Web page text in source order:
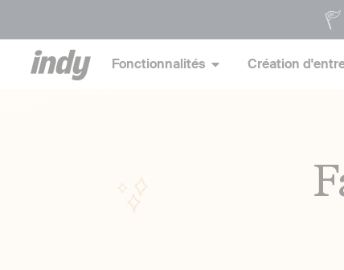
Fonctionnalités Création